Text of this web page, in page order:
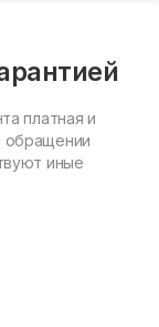
платная и
обращении
иные